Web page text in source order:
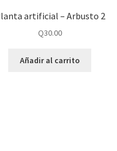
artificial – Arbusto 2
Q30.00
Añadir al carrito